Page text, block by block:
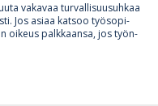
va­ka­vaa tur­val­li­suusuh­kaa
Jos asiaa kat­soo työ­so­pi­
oi­keus palk­kaansa, jos työn­